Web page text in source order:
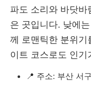
파도 소리와 바닷
은 곳입니다. 낮에
께 로맨틱한 분위기
이트 코스로도 인기
📍 주소: 부산 서